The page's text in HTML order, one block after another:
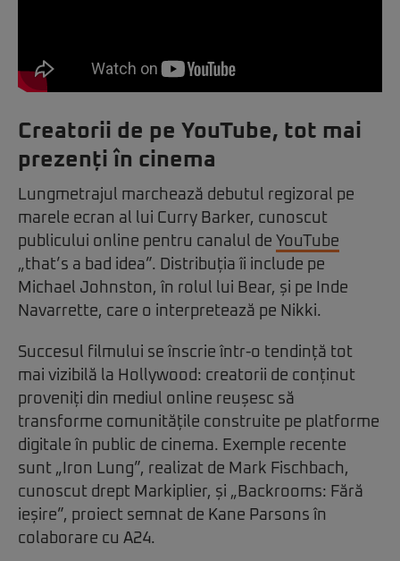
Creatorii de pe YouTube, tot mai
prezenți în cinema
Lungmetrajul marchează debutul regizoral pe
marele ecran al lui Curry Barker, cunoscut
publicului online pentru canalul de YouTube
„that’s a bad idea”. Distribuția îi include pe
Michael Johnston, în rolul lui Bear, și pe Inde
Navarrette, care o interpretează pe Nikki.
Succesul filmului se înscrie într-o tendință tot
mai vizibilă la Hollywood: creatorii de conținut
proveniți din mediul online reușesc să
transforme comunitățile construite pe platforme
digitale în public de cinema. Exemple recente
sunt „Iron Lung”, realizat de Mark Fischbach,
cunoscut drept Markiplier, și „Backrooms: Fără
ieșire”, proiect semnat de Kane Parsons în
colaborare cu A24.